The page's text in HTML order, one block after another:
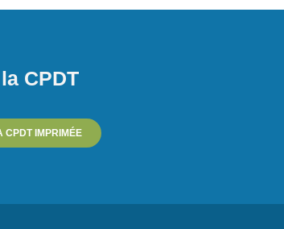
CPDT
CPDT IMPRIMÉE